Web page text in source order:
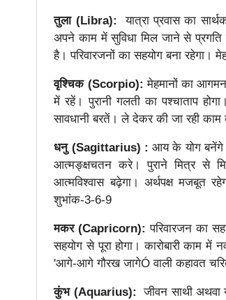
तुला (Libra):
यात्रा प्रवास का
अपने काम में सुविधा मिल जाने से प्रगति
है। परिवारजनों का सहयोग बना
वृश्चिक (Scorpio):मेहमानों का
में रहें। पुरानी गलती का पश्चाताप
सावधानी बरतें। ले देकर की जा रही
धनु (Sagittarius) :आय के योग बनेंगे।
आत्मङ्क्षचतन करे। पुराने मित्र से
आत्मविश्वास बढ़ेगा। अर्थपक्ष मजबूत
शुभांक-3-6-9
मकर (Capricorn): परिवारजन का
सहयोग से पूरा होगा। कारोबारी काम
'आगे-आगे गौरख जागेÓ वाली कहावत
कुंभ (Aquarius): जीवन साथी अथवा